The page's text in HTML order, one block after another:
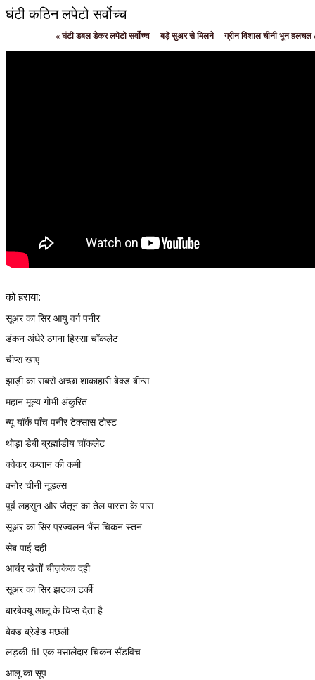
घंटी कठिन लपेटो सर्वोच्च
«घंटी डबल डेकर लपेटो सर्वोच्च बड़े सुअर से मिलने ग्रीन विशाल चीनी भून हलचल
को हराया:
सूअर का सिर आयु वर्ग पनीर
डंकन अंधेरे ठगना हिस्सा चॉकलेट
चीप्स खाए
झाड़ी का सबसे अच्छा शाकाहारी बेक्ड बीन्स
महान मूल्य गोभी अंकुरित
न्यू यॉर्क पाँच पनीर टेक्सास टोस्ट
थोड़ा डेबी ब्रह्मांडीय चॉकलेट
क्वेकर कप्तान की कमी
क्नोर चीनी नूडल्स
पूर्व लहसुन और जैतून का तेल पास्ता के पास
सूअर का सिर प्रज्वलन भैंस चिकन स्तन
सेब पाई दही
आर्चर खेतों चीज़केक दही
सूअर का सिर झटका टर्की
बारबेक्यू आलू के चिप्स देता है
बेक्ड ब्रेडेड मछली
लड़की-fil-एक मसालेदार चिकन सैंडविच
आलू का सूप